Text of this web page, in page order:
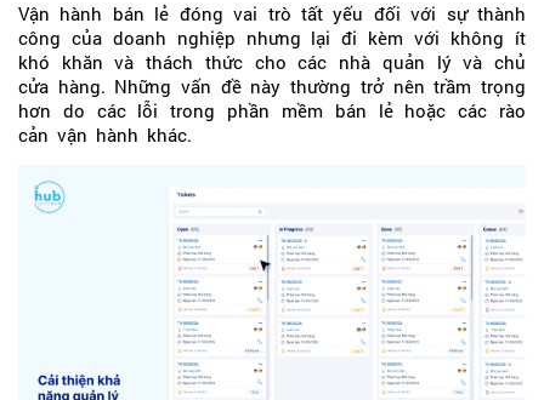
Vận hành bán lẻ đóng vai trò tất yếu đối với sự thành
công của doanh nghiệp nhưng lại đi kèm với không ít
khó khăn và thách thức cho các nhà quản lý và chủ
cửa hàng. Những vấn đề này thường trở nên trầm trọng
hơn do các lỗi trong phần mềm bán lẻ hoặc các rào
cản vận hành khác.